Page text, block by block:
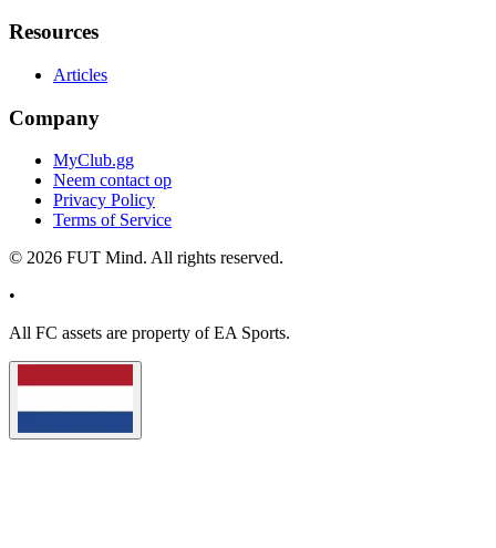
Resources
Articles
Company
MyClub.gg
Neem contact op
Privacy Policy
Terms of Service
© 2026 FUT Mind. All rights reserved.
•
All FC assets are property of EA Sports.